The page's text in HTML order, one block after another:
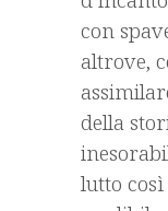
con
altrove,
della
lutto